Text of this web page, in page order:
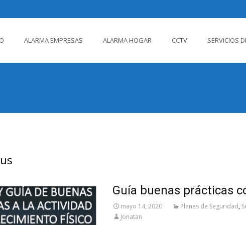
ALARMA EMPRESAS ALARMA HOGAR CCTV SERVICIOS
Guía buenas prácticas
mayo 14, 2020 Planes de Seguridad,
Jonatan